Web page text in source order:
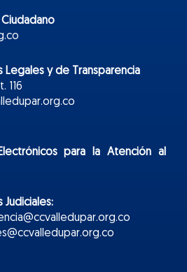
Legales y de Transparencia
116
ónicospara la Atención al